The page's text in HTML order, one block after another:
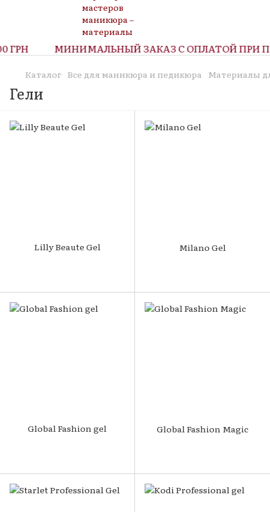
МИНИМАЛЬНЫЙ ЗАКАЗ С ОПЛАТОЙ ПРИ
Каталог Все для маникюра и педикюра Материалы
Гели
Lilly Beaute Gel Milano Gel
Global Fashion gel Global Fashion Magic